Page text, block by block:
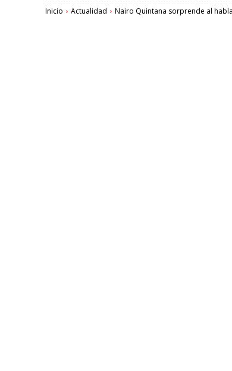
Inicio Actualidad Nairo Quintana sorprende al